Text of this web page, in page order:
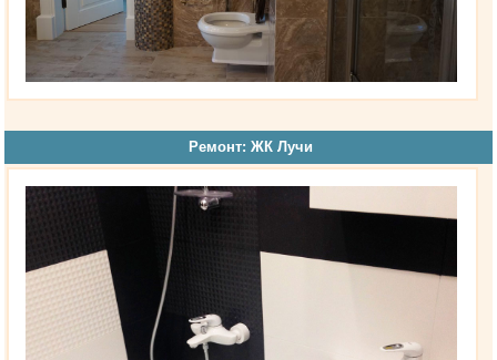
Ремонт: ЖК Лучи